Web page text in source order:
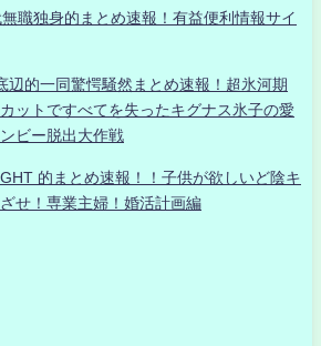
独身的まとめ速報！有益便利情報サイ
辺的一同驚愕騒然まとめ速報！超氷河期
ットですべてを失ったキグナス氷子の愛
ビー脱出大作戦
的まとめ速報！！子供が欲しいど陰キ
せ！専業主婦！婚活計画編